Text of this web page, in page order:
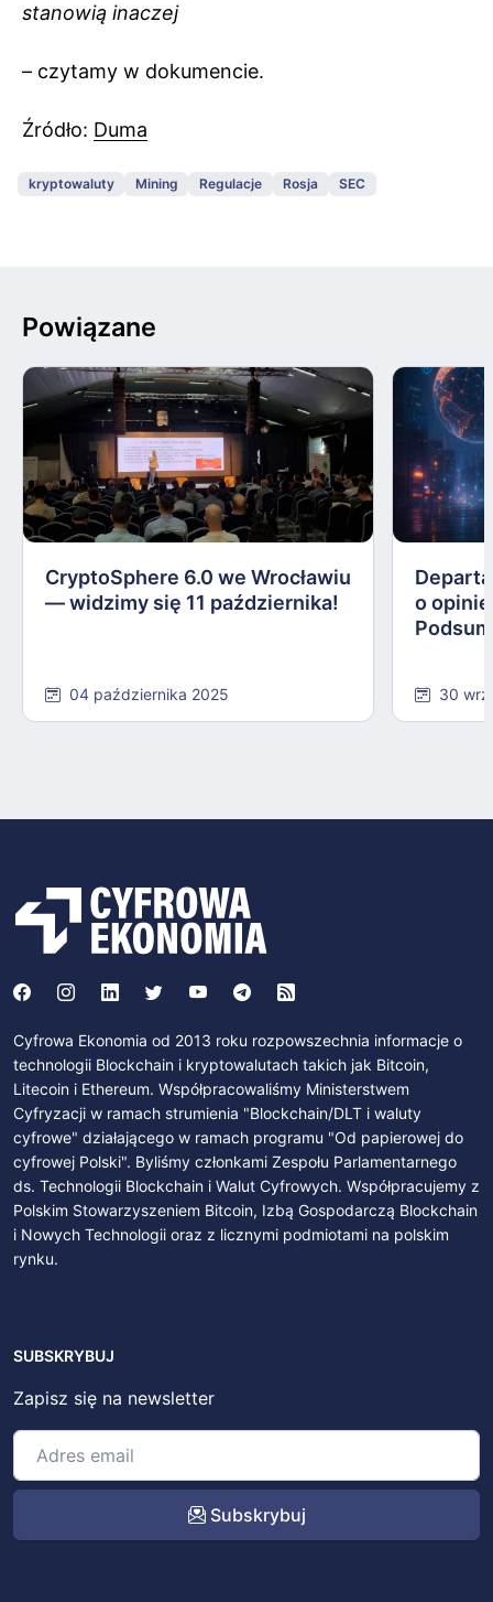
stanowią inaczej
– czytamy w dokumencie.
Źródło: Duma
kryptowaluty Mining Regulacje Rosja SEC
Powiązane
CryptoSphere 6.0 we Wrocławiu
— widzimy się 11 października!
04 października 2025
o opinie
30
Cyfrowa Ekonomia od 2013 roku rozpowszechnia informacje o
technologii Blockchain i kryptowalutach takich jak Bitcoin,
Litecoin i Ethereum. Współpracowaliśmy Ministerstwem
Cyfryzacji w ramach strumienia "Blockchain/DLT i waluty
cyfrowe" działającego w ramach programu "Od papierowej do
cyfrowej Polski". Byliśmy członkami Zespołu Parlamentarnego
ds. Technologii Blockchain i Walut Cyfrowych. Współpracujemy z
Polskim Stowarzyszeniem Bitcoin, Izbą Gospodarczą Blockchain
i Nowych Technologii oraz z licznymi podmiotami na polskim
rynku.
SUBSKRYBUJ
Zapisz się na newsletter
Subskrybuj